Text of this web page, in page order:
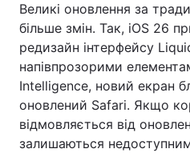
Великі оновлення за
більше змін. Так, iOS 26
редизайн інтерфейсу
напівпрозорими
Intelligence, новий екран
оновлений Safari. Якщо
відмовляється від
залишаються